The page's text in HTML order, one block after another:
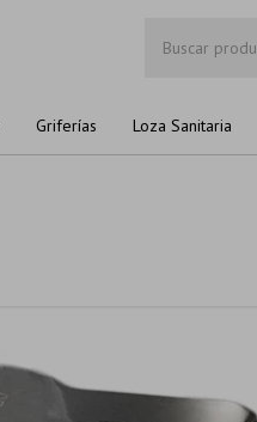
Griferías Loza Sanitaria